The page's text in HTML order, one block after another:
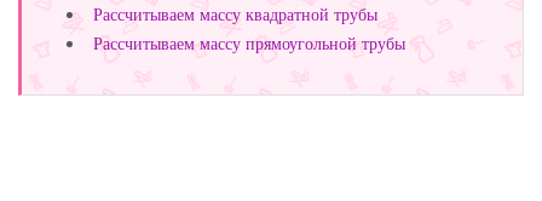
Рассчитываем массу квадратной трубы
Рассчитываем массу прямоугольной трубы